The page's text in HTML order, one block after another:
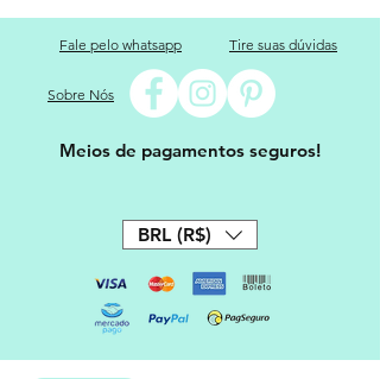
Fale pelo whatsapp Tire suas dúvidas
Sobre Nós
Meios de pagamentos seguros!
BRL (R$)